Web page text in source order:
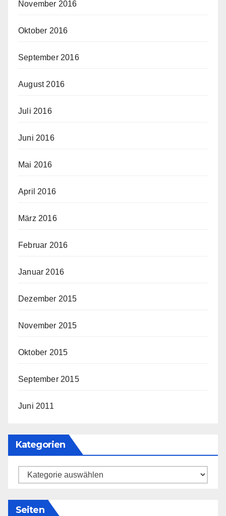
November 2016
Oktober 2016
September 2016
August 2016
Juli 2016
Juni 2016
Mai 2016
April 2016
März 2016
Februar 2016
Januar 2016
Dezember 2015
November 2015
Oktober 2015
September 2015
Juni 2011
Kategorien
Kategorien
Seiten